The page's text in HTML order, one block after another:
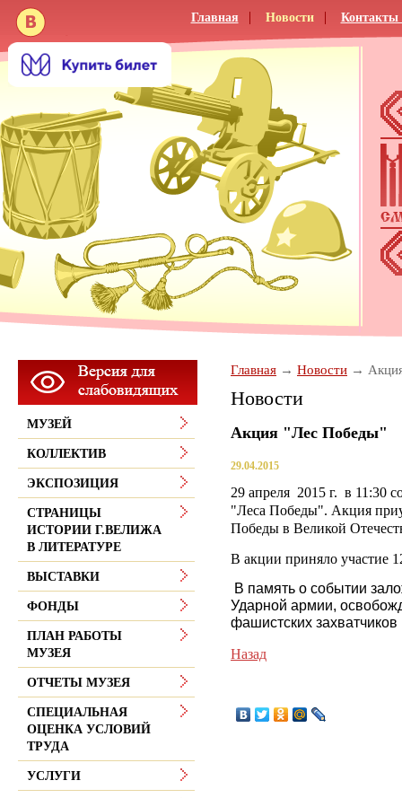
Главная Новости Контакты
Главная Новости
Новости
Акция "Лес Победы"
29.04.2015
29 апреля 2015 г. в 11:30
"Леса Победы". Акция
Победы в Великой
В акции приняло участие
В память о событии
Ударной армии,
фашистских
Назад
МУЗЕЙ
КОЛЛЕКТИВ
ЭКСПОЗИЦИЯ
СТРАНИЦЫ
ИСТОРИИ Г.ВЕЛИЖА
В ЛИТЕРАТУРЕ
ВЫСТАВКИ
ФОНДЫ
ПЛАН РАБОТЫ
МУЗЕЯ
ОТЧЕТЫ МУЗЕЯ
СПЕЦИАЛЬНАЯ
ОЦЕНКА УСЛОВИЙ
ТРУДА
УСЛУГИ